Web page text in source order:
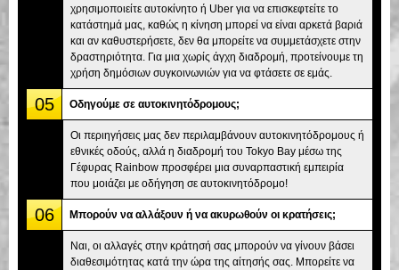
χρησιμοποιείτε αυτοκίνητο ή Uber για να επισκεφτείτε το
κατάστημά μας, καθώς η κίνηση μπορεί να είναι αρκετά βαριά
και αν καθυστερήσετε, δεν θα μπορείτε να συμμετάσχετε στην
δραστηριότητα. Για μια χωρίς άγχη διαδρομή, προτείνουμε τη
χρήση δημόσιων συγκοινωνιών για να φτάσετε σε εμάς.
05 Οδηγούμε σε αυτοκινητόδρομους;
Οι περιηγήσεις μας δεν περιλαμβάνουν αυτοκινητόδρομους ή
εθνικές οδούς, αλλά η διαδρομή του Tokyo Bay μέσω της
Γέφυρας Rainbow προσφέρει μια συναρπαστική εμπειρία
που μοιάζει με οδήγηση σε αυτοκινητόδρομο!
06 Μπορούν να αλλάξουν ή να ακυρωθούν οι κρατήσεις;
Ναι, οι αλλαγές στην κράτησή σας μπορούν να γίνουν βάσει
διαθεσιμότητας κατά την ώρα της αίτησής σας. Μπορείτε να